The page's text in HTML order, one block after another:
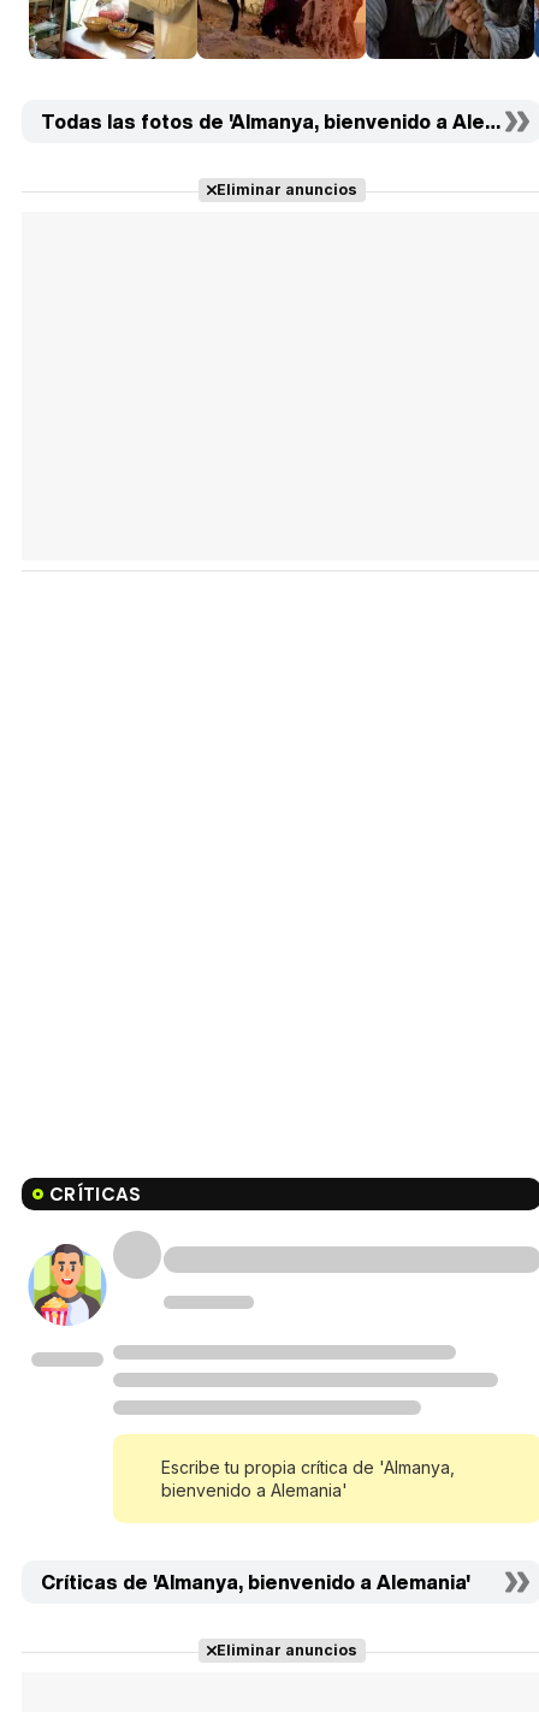
Todas las fotos de 'Almanya, bienvenido a
Eliminar anuncios
CRÍTICAS
Escribe tu propia crítica de 'Almanya,
bienvenido a Alemania'
Críticas de 'Almanya, bienvenido a Alemania'
Eliminar anuncios